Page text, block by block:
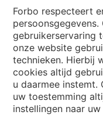
Forbo Flooring Systems
Forbo Movement
Kies een land
Forbo respecteert
gebruikerservaring
onze website
technieken. Hierbij
cookies altijd
u daarmee instemt.
uw toestemming
instellingen naar